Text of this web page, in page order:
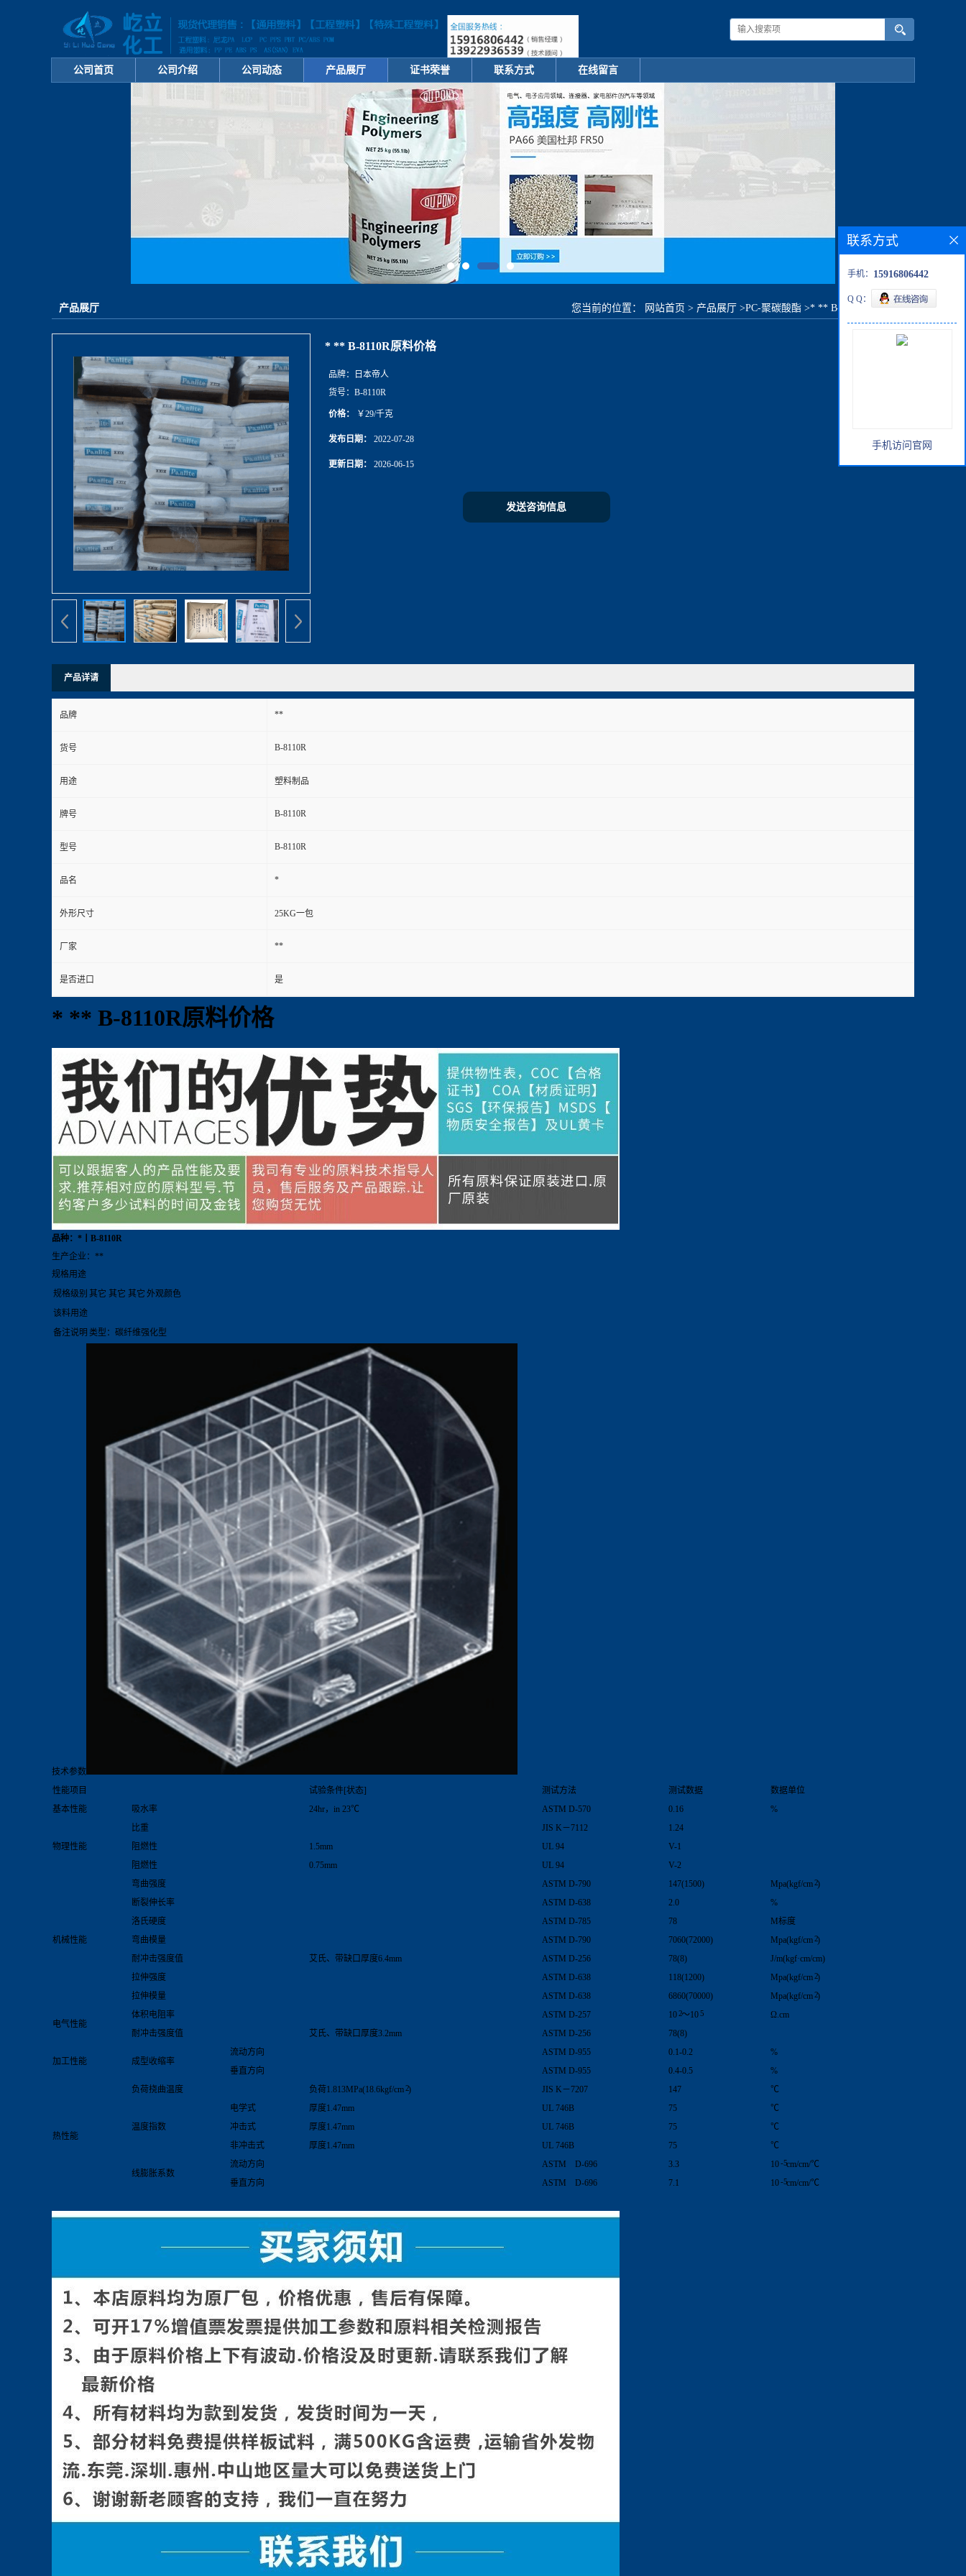
公司首页 公司介绍 公司动态 产品展厅 证书荣誉 联系方式 在线留言
产品展厅 您当前的位置： 网站首页 > 产品展厅 >PC-聚碳酸酯 >* ** B-8110R原料价格
* ** B-8110R原料价格
品牌：
日本帝人
货号： B-8110R
价格： ￥29/千克
发布日期： 2022-07-28
更新日期： 2026-06-15
发送咨询信息
产品详请
品牌 **
货号 B-8110R
用途 塑料制品
牌号 B-8110R
型号 B-8110R
品名 *
外形尺寸 25KG一包
厂家 **
是否进口 是
* ** B-8110R原料价格
品种：*丨B-8110R
生产企业：**
规格用途
规格级别 其它 其它 其它 外观颜色
该料用途
备注说明 类型：碳纤维强化型
技术参数
性能项目
试验条件[状态] 测试方法 测试数据
数据单位
基本性能
吸水率 24hr，in 23℃ ASTM D-570 0.16 %
物理性能
比重 JIS K－7112
1.24
阻燃性
1.5mm UL 94
V-1
阻燃性
0.75mm UL 94 V-2
机械性能
弯曲强度 ASTM D-790 147(1500) Mpa(kgf/cm2)
断裂伸长率
ASTM D-638 2.0
%
洛氏硬度
ASTM D-785 78
M标度
弯曲模量
ASTM D-790 7060(72000) Mpa(kgf/cm2)
耐冲击强度值
艾氏、带缺口厚度6.4mm ASTM D-256 78(8)
J/m(kgf·cm/cm)
拉伸强度
ASTM D-638 118(1200) Mpa(kgf/cm2)
拉伸模量
ASTM D-638 6860(70000) Mpa(kgf/cm2)
电气性能
体积电阻率 ASTM D-257 102～105
Ω.cm
耐冲击强度值
艾氏、带缺口厚度3.2mm ASTM D-256 78(8)
加工性能 成型收缩率
流动方向 ASTM D-955 0.1-0.2
%
垂直方向
ASTM D-955 0.4-0.5 %
热性能
负荷挠曲温度 负荷1.813MPa(18.6kgf/cm2) JIS K－7207 147 ℃
温度指数
电学式 厚度1.47mm UL 746B 75
℃
冲击式
厚度1.47mm UL 746B 75
℃
非冲击式
厚度1.47mm UL 746B 75 ℃
线膨胀系数
流动方向 ASTM D-696 3.3 10-5cm/cm/℃
垂直方向
ASTM D-696 7.1 10-5cm/cm/℃
联系方式
手机： 15916806442
Q Q：
手机访问官网